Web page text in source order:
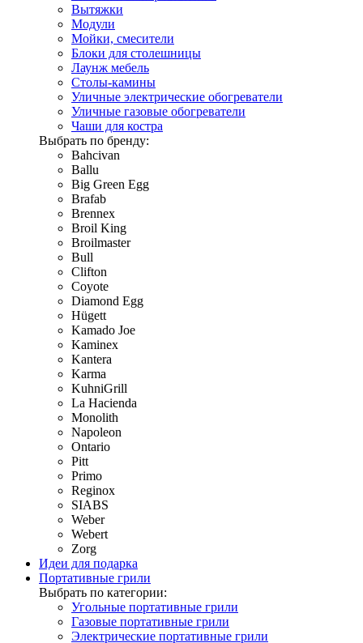
Вытяжки
Модули
Мойки, смесители
Блоки для столешницы
Лаунж мебель
Столы-камины
Уличные электрические обогреватели
Уличные газовые обогреватели
Чаши для костра
Выбрать по бренду:
Bahcivan
Ballu
Big Green Egg
Brafab
Brennex
Broil King
Broilmaster
Bull
Clifton
Coyote
Diamond Egg
Hügett
Kamado Joe
Kaminex
Kantera
Karma
KuhniGrill
La Hacienda
Monolith
Napoleon
Ontario
Pitt
Primo
Reginox
SIABS
Weber
Webert
Zorg
Идеи для подарка
Портативные грили
Выбрать по категории:
Угольные портативные грили
Газовые портативные грили
Электрические портативные грили